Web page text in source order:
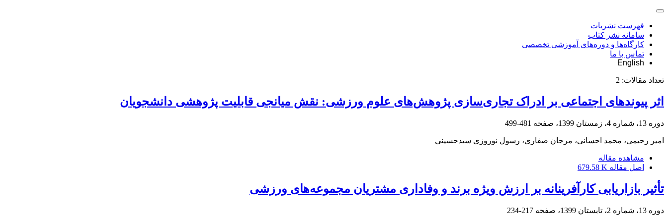
فهرست نشریات
سامانه نشر کتاب
کارگاه‌ها و دوره‌های آموزشی تخصصی
تماس با ما
English
تعداد مقالات: 2
اثر پیوندهای اجتماعی بر ادراک تجاری‌سازی پژوهش‌های علوم ورزشی: نقش میانجی قابلیت پژوهشی دانشجویان
دوره 13، شماره 4، زمستان 1399، صفحه 481-499
امیر رحیمی، محمد احسانی، مرجان صفاری، رسول نوروزی سیدحسینی
مشاهده مقاله
اصل مقاله 679.58 K
تأثیر بازاریابی کارآفرینانه بر ارزش ویژه برند و وفاداری مشتریان مجموعه‌های ورزشی
دوره 13، شماره 2، تابستان 1399، صفحه 217-234